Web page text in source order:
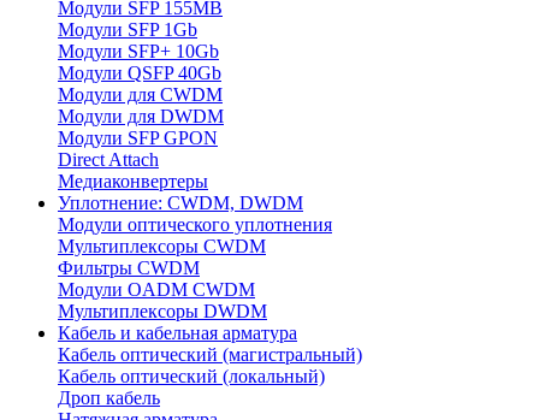
Модули SFP 155MB
Модули SFP 1Gb
Модули SFP+ 10Gb
Модули QSFP 40Gb
Модули для CWDM
Модули для DWDM
Модули SFP GPON
Direct Attach
Медиаконвертеры
Уплотнение: CWDM, DWDM
Модули оптического уплотнения
Мультиплексоры CWDM
Фильтры CWDM
Модули OADM CWDM
Мультиплексоры DWDM
Кабель и кабельная арматура
Кабель оптический (магистральный)
Кабель оптический (локальный)
Дроп кабель